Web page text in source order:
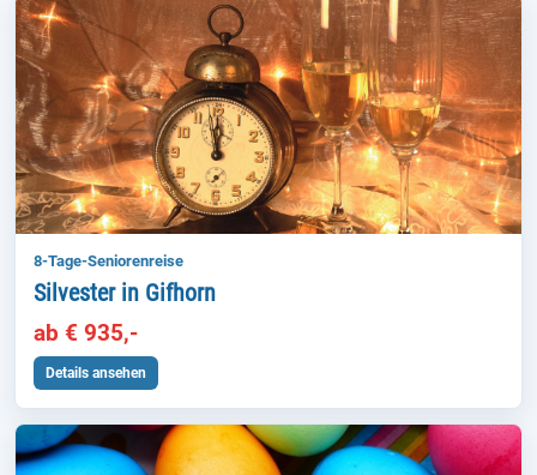
8-Tage-Seniorenreise
Silvester in Gifhorn
ab € 935,-
Details ansehen